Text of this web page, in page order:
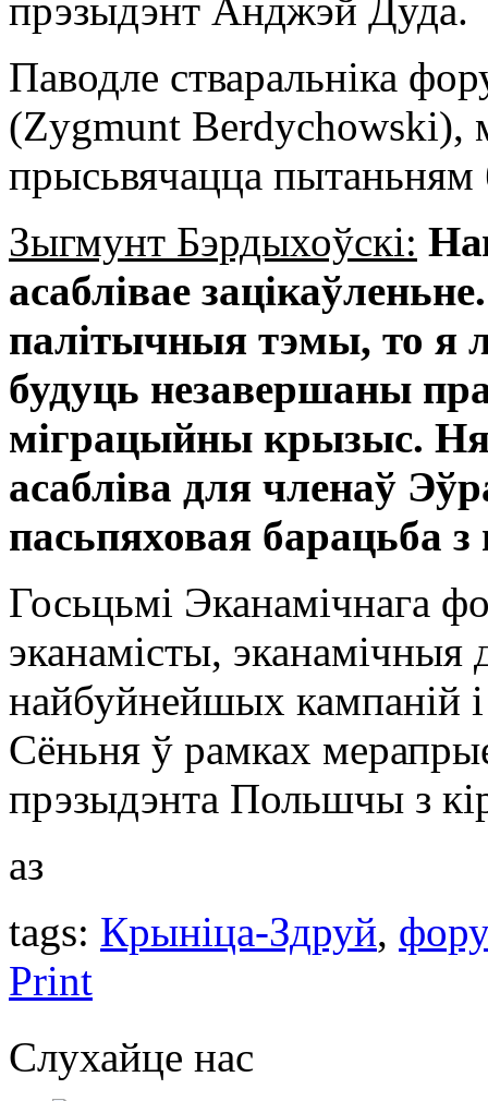
прэзыдэнт Анджэй Дуда.
Паводле стваральніка
(Zygmunt Berdychowski),
прысьвячацца пытаньням
Зыгмунт Бэрдыхоўскі:
асаблівае
палітычныя тэмы, то я
будуць незавершаны
міграцыйны крызыс.
асабліва для членаў
пасьпяховая барацьба
Госьцьмі Эканамічнага
эканамісты, эканамічныя
найбуйнейшых кампаній і
Сёньня ў рамках
прэзыдэнта Польшчы з
аз
tags: Крыніца-Здруй,
Print
Слухайце нас